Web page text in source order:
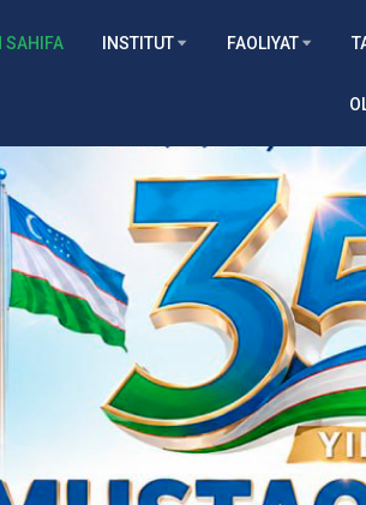
SAHIFA INSTITUT FAOLIYAT